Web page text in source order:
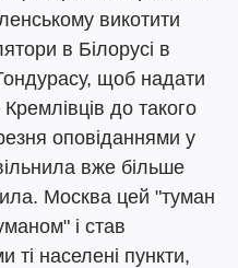
викотити
в Білорусі в
щоб надати
до такого
оповіданнями у
вже більше
Москва цей "туман
і став
ті населені пункти,